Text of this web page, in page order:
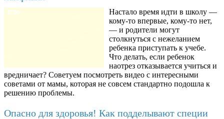
8780
Настало время идти в школу —
кому-то впервые, кому-то нет,
— и родители могут
столкнуться с нежеланием
ребенка приступать к учебе.
Что делать, если ребенок
наотрез отказывается учиться и
вредничает? Советуем посмотреть видео с интересными
советами от мамы, которая не совсем стандартно подошла к
решению проблемы.
Опасно для здоровья! Как подделывают специи